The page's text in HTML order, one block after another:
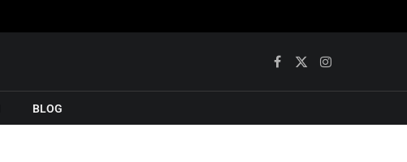
Facebook
X
Instagram
BLOG